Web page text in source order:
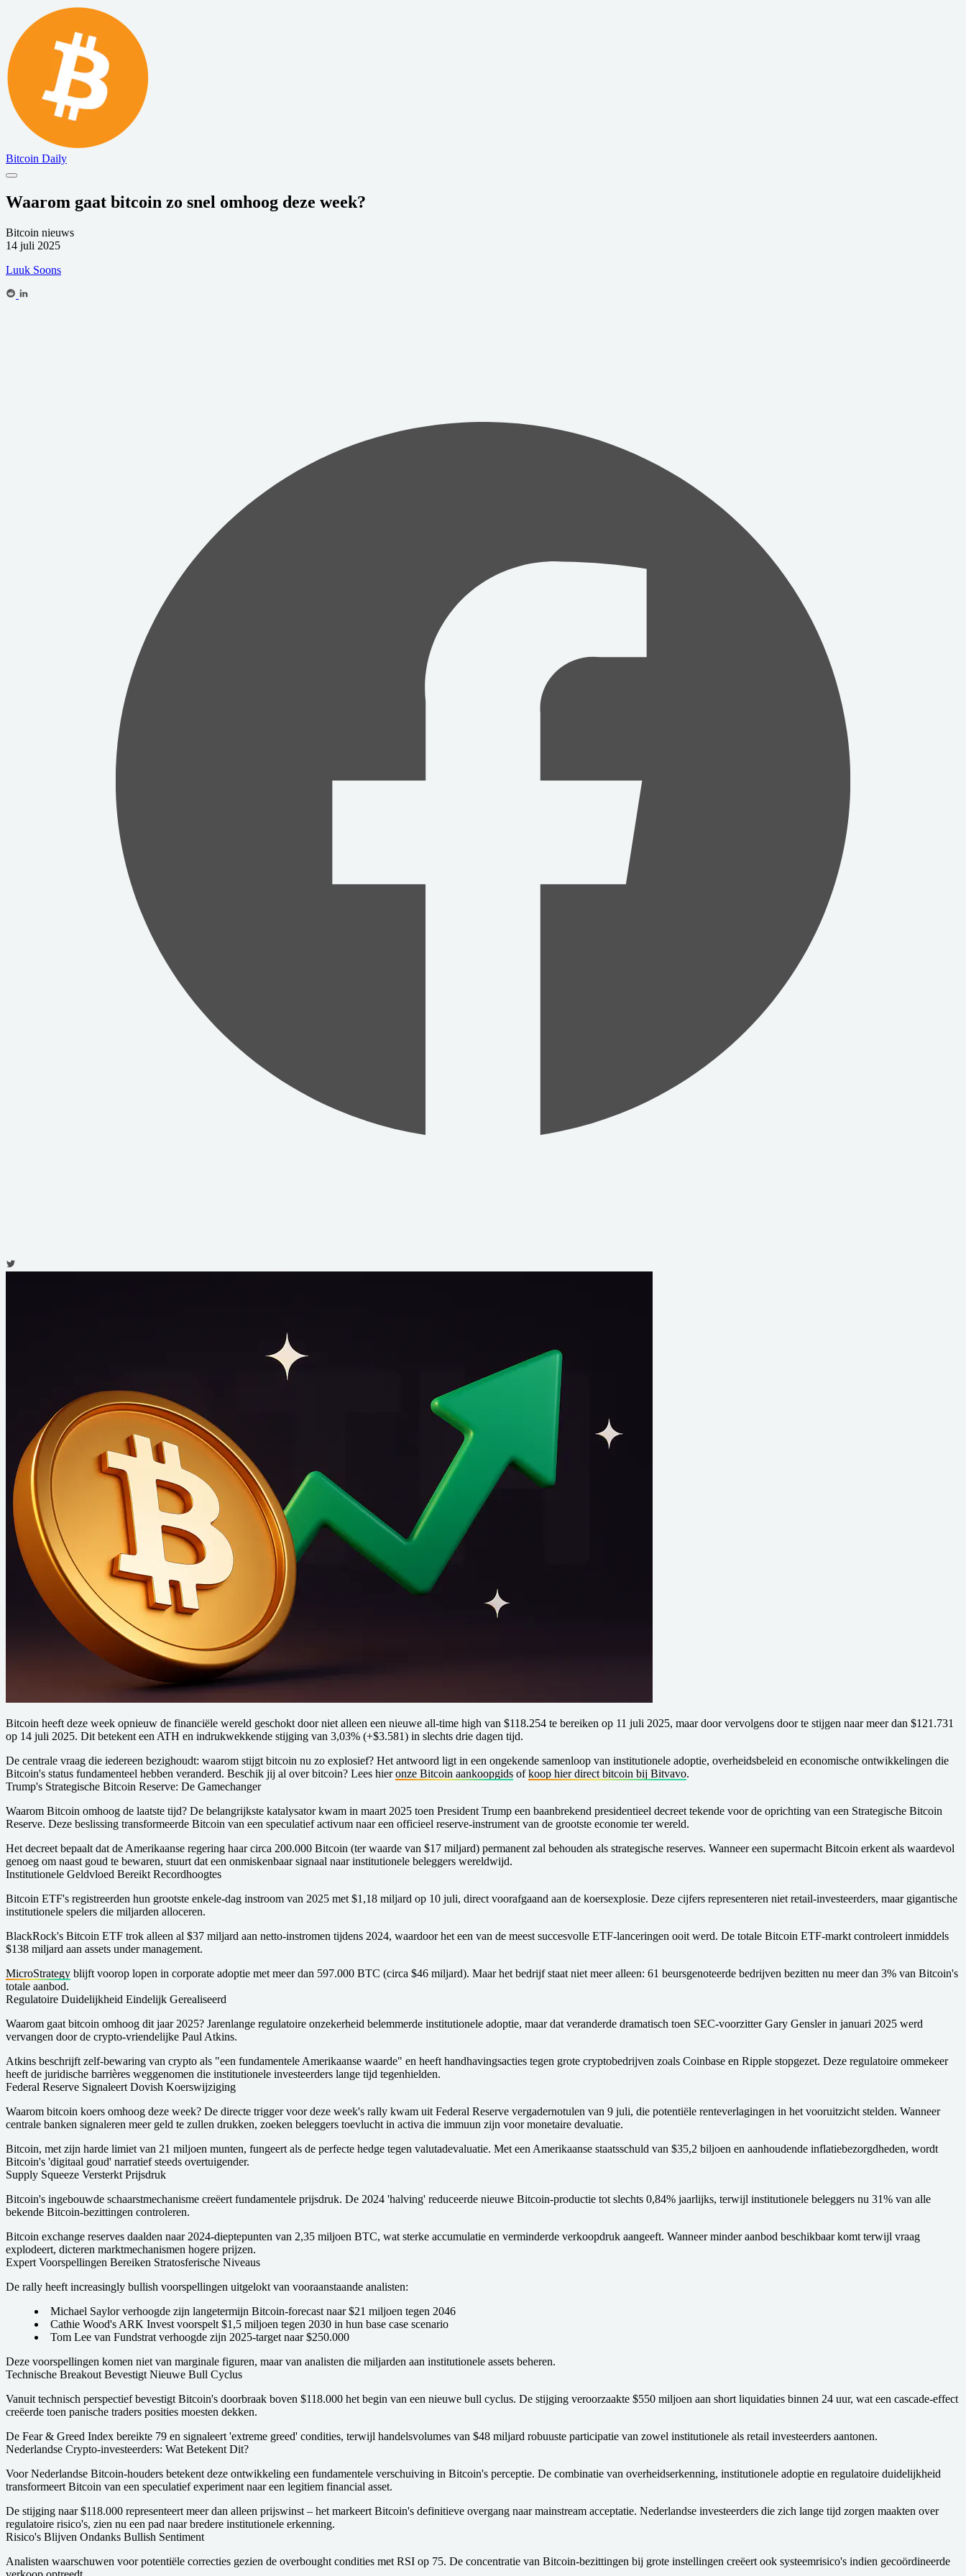
Bitcoin Daily
Waarom gaat bitcoin zo snel omhoog deze week?
Bitcoin nieuws
14 juli 2025
Luuk Soons
Bitcoin heeft deze week opnieuw de financiële wereld geschokt door niet alleen een nieuwe all-time high van $118.254 te bereiken op 11 juli 2025, maar door vervolgens door te stijgen naar meer dan $121.731
op 14 juli 2025. Dit betekent een ATH en indrukwekkende stijging van 3,03% (+$3.581) in slechts drie dagen tijd.
De centrale vraag die iedereen bezighoudt: waarom stijgt bitcoin nu zo explosief? Het antwoord ligt in een ongekende samenloop van institutionele adoptie, overheidsbeleid en economische ontwikkelingen die
Bitcoin's status fundamenteel hebben veranderd. Beschik jij al over bitcoin? Lees hieronze Bitcoin aankoopgids ofkoop hier direct bitcoin bij Bitvavo.
Trump's Strategische Bitcoin Reserve: De Gamechanger
Waarom Bitcoin omhoog de laatste tijd? De belangrijkste katalysator kwam in maart 2025 toen President Trump een baanbrekend presidentieel decreet tekende voor de oprichting van een Strategische Bitcoin
Reserve. Deze beslissing transformeerde Bitcoin van een speculatief activum naar een officieel reserve-instrument van de grootste economie ter wereld.
Het decreet bepaalt dat de Amerikaanse regering haar circa 200.000 Bitcoin (ter waarde van $17 miljard) permanent zal behouden als strategische reserves. Wanneer een supermacht Bitcoin erkent als waardevol
genoeg om naast goud te bewaren, stuurt dat een onmiskenbaar signaal naar institutionele beleggers wereldwijd.
Institutionele Geldvloed Bereikt Recordhoogtes
Bitcoin ETF's registreerden hun grootste enkele-dag instroom van 2025 met $1,18 miljard op 10 juli, direct voorafgaand aan de koersexplosie. Deze cijfers representeren niet retail-investeerders, maar gigantische
institutionele spelers die miljarden alloceren.
BlackRock's Bitcoin ETF trok alleen al $37 miljard aan netto-instromen tijdens 2024, waardoor het een van de meest succesvolle ETF-lanceringen ooit werd. De totale Bitcoin ETF-markt controleert inmiddels
$138 miljard aan assets under management.
MicroStrategy blijft voorop lopen in corporate adoptie met meer dan 597.000 BTC (circa $46 miljard). Maar het bedrijf staat niet meer alleen: 61 beursgenoteerde bedrijven bezitten nu meer dan 3% van Bitcoin's
totale aanbod.
Regulatoire Duidelijkheid Eindelijk Gerealiseerd
Waarom gaat bitcoin omhoog dit jaar 2025? Jarenlange regulatoire onzekerheid belemmerde institutionele adoptie, maar dat veranderde dramatisch toen SEC-voorzitter Gary Gensler in januari 2025 werd
vervangen door de crypto-vriendelijke Paul Atkins.
Atkins beschrijft zelf-bewaring van crypto als "een fundamentele Amerikaanse waarde" en heeft handhavingsacties tegen grote cryptobedrijven zoals Coinbase en Ripple stopgezet. Deze regulatoire ommekeer
heeft de juridische barrières weggenomen die institutionele investeerders lange tijd tegenhielden.
Federal Reserve Signaleert Dovish Koerswijziging
Waarom bitcoin koers omhoog deze week? De directe trigger voor deze week's rally kwam uit Federal Reserve vergadernotulen van 9 juli, die potentiële renteverlagingen in het vooruitzicht stelden. Wanneer
centrale banken signaleren meer geld te zullen drukken, zoeken beleggers toevlucht in activa die immuun zijn voor monetaire devaluatie.
Bitcoin, met zijn harde limiet van 21 miljoen munten, fungeert als de perfecte hedge tegen valutadevaluatie. Met een Amerikaanse staatsschuld van $35,2 biljoen en aanhoudende inflatiebezorgdheden, wordt
Bitcoin's 'digitaal goud' narratief steeds overtuigender.
Supply Squeeze Versterkt Prijsdruk
Bitcoin's ingebouwde schaarstmechanisme creëert fundamentele prijsdruk. De 2024 'halving' reduceerde nieuwe Bitcoin-productie tot slechts 0,84% jaarlijks, terwijl institutionele beleggers nu 31% van alle
bekende Bitcoin-bezittingen controleren.
Bitcoin exchange reserves daalden naar 2024-dieptepunten van 2,35 miljoen BTC, wat sterke accumulatie en verminderde verkoopdruk aangeeft. Wanneer minder aanbod beschikbaar komt terwijl vraag
explodeert, dicteren marktmechanismen hogere prijzen.
Expert Voorspellingen Bereiken Stratosferische Niveaus
De rally heeft increasingly bullish voorspellingen uitgelokt van vooraanstaande analisten:
Michael Saylorverhoogde zijn langetermijn Bitcoin-forecast naar $21 miljoen tegen 2046
Cathie Wood's ARK Invest voorspelt $1,5 miljoen tegen 2030 in hun base case scenario
Tom Lee van Fundstrat verhoogde zijn 2025-target naar $250.000
Deze voorspellingen komen niet van marginale figuren, maar van analisten die miljarden aan institutionele assets beheren.
Technische Breakout Bevestigt Nieuwe Bull Cyclus
Vanuit technisch perspectief bevestigt Bitcoin's doorbraak boven $118.000 het begin van een nieuwe bull cyclus. De stijging veroorzaakte $550 miljoen aan short liquidaties binnen 24 uur, wat een cascade-effect
creëerde toen panische traders posities moesten dekken.
De Fear & Greed Index bereikte 79 en signaleert 'extreme greed' condities, terwijl handelsvolumes van $48 miljard robuuste participatie van zowel institutionele als retail investeerders aantonen.
Nederlandse Crypto-investeerders: Wat Betekent Dit?
Voor Nederlandse Bitcoin-houders betekent deze ontwikkeling een fundamentele verschuiving in Bitcoin's perceptie. De combinatie van overheidserkenning, institutionele adoptie en regulatoire duidelijkheid
transformeert Bitcoin van een speculatief experiment naar een legitiem financial asset.
De stijging naar $118.000 representeert meer dan alleen prijswinst – het markeert Bitcoin's definitieve overgang naar mainstream acceptatie. Nederlandse investeerders die zich lange tijd zorgen maakten over
regulatoire risico's, zien nu een pad naar bredere institutionele erkenning.
Risico's Blijven Ondanks Bullish Sentiment
Analisten waarschuwen voor potentiële correcties gezien de overbought condities met RSI op 75. De concentratie van Bitcoin-bezittingen bij grote instellingen creëert ook systeemrisico's indien gecoördineerde